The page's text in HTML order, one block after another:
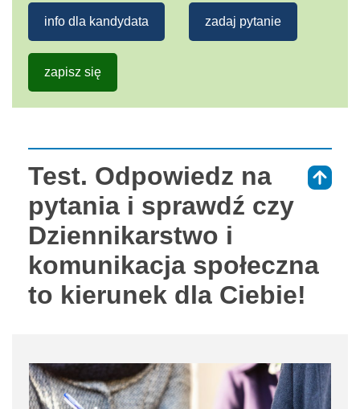
info dla kandydata zadaj pytanie
zapisz się
Test. Odpowiedz na
pytania i sprawdź czy
Dziennikarstwo i
komunikacja społeczna
to kierunek dla Ciebie!